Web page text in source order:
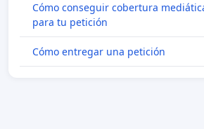
Cómo conseguir cobertura
para tu petición
Cómo entregar una petición